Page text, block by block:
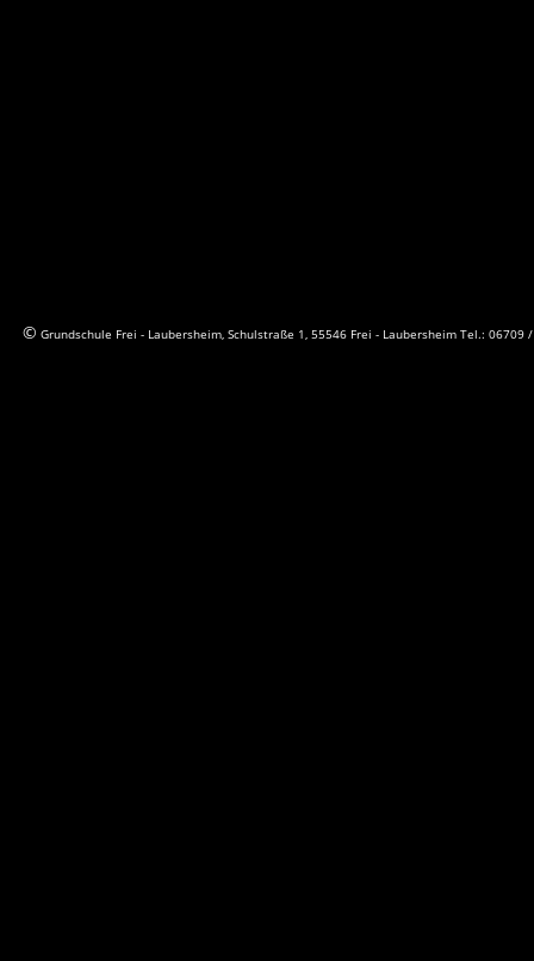
© Grundschule Frei - Laubersheim, Schulstraße 1, 55546 Frei - Laubersheim Tel.: 06709